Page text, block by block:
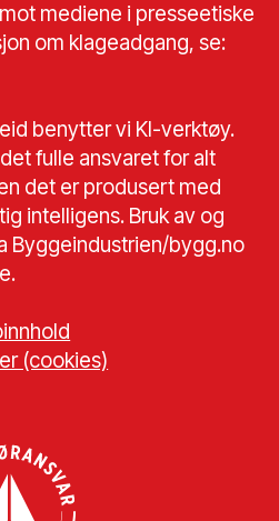
mediene i presseetiske
om klageadgang, se:
benytter vi KI-verktøy.
fulle ansvaret for alt
det er produsert med
intelligens. Bruk av og
Byggeindustrien/bygg.no
(cookies)